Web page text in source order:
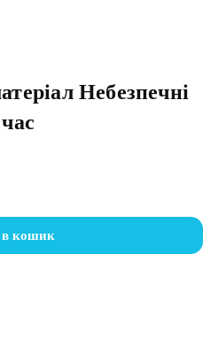
Небезпечні
в кошик